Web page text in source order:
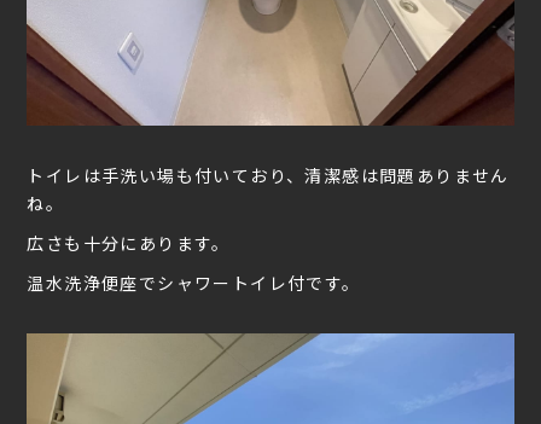
トイレは手洗い場も付いており、清潔感は問題ありません
ね。
広さも十分にあります。
温水洗浄便座でシャワートイレ付です。